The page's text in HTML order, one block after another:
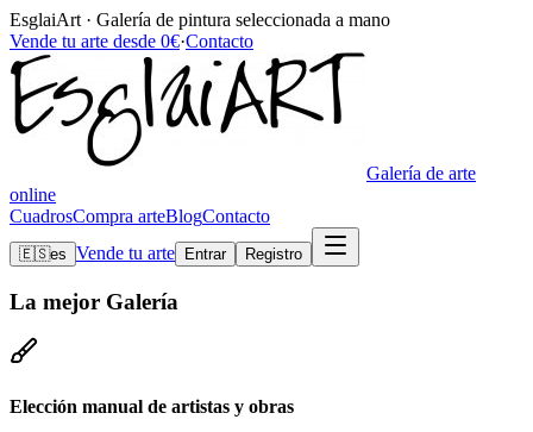
EsglaiArt · Galería de pintura seleccionada a mano
Vende tu arte desde 0€·Contacto
Galería de arte
online
CuadrosCompra arteBlogContacto
🇪🇸es Vende tu arte Entrar Registro
La mejor Galería
Elección manual de artistas y obras